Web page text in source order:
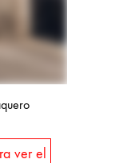
ver el